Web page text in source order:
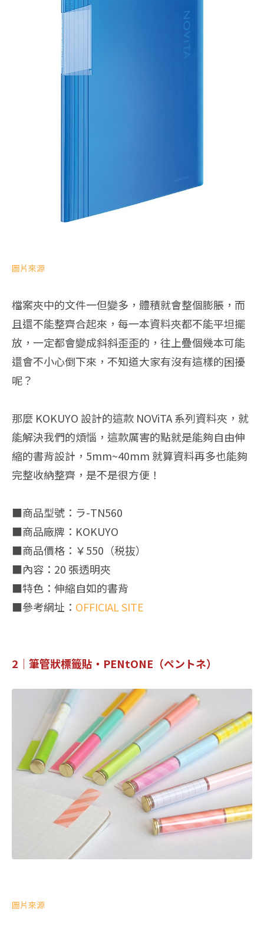
圖片來源
檔案夾中的文件一但變多，體積就會整個膨脹，而
且還不能整齊合起來，每一本資料夾都不能平坦擺
放，一定都會變成斜斜歪歪的，往上疊個幾本可能
還會不小心倒下來，不知道大家有沒有這樣的困擾
呢？
那麼 KOKUYO 設計的這款 NOViTA 系列資料夾，就
能解決我們的煩惱，這款厲害的點就是能夠自由伸
縮的書背設計，5mm~40mm 就算資料再多也能夠
完整收納整齊，是不是很方便！
■商品型號：ラ-TN560
■商品廠牌：KOKUYO
■商品價格：￥550（税抜）
■內容：20 張透明夾
■特色：伸縮自如的書背
■參考網址： OFFICIAL SITE
2｜筆管狀標籤貼・PENtONE（ペントネ）
圖片來源